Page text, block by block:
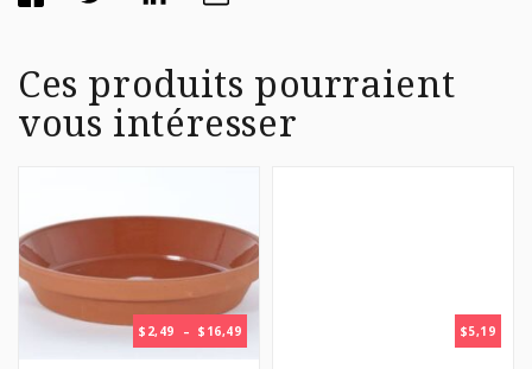
Ces produits pourraient
vous intéresser
$ 2,49 – $ 16,49PLAGE
DE
$5,19